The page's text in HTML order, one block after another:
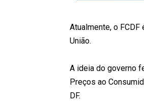
Atualmente, o
União.
A ideia do governo
Preços ao
DF.